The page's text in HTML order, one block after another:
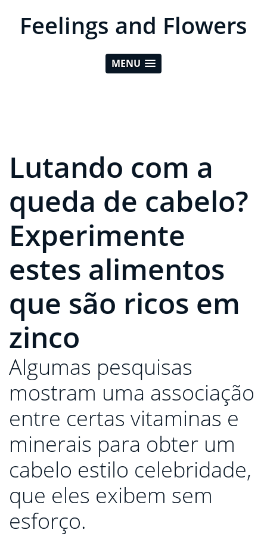
Feelings and Flowers
MENU
Lutando com a
queda de cabelo?
Experimente
estes alimentos
que são ricos em
zinco
Algumas pesquisas
mostram uma associação
entre certas vitaminas e
minerais para obter um
cabelo estilo celebridade,
que eles exibem sem
esforço.